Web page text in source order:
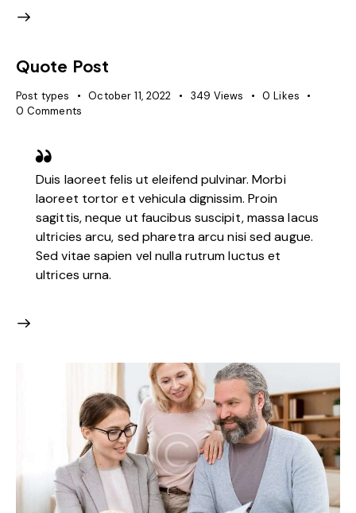
Quote Post
Post types October 11, 2022 349 Views 0 Likes
0 Comments
Duis laoreet felis ut eleifend pulvinar. Morbi
laoreet tortor et vehicula dignissim. Proin
sagittis, neque ut faucibus suscipit, massa lacus
ultricies arcu, sed pharetra arcu nisi sed augue.
Sed vitae sapien vel nulla rutrum luctus et
ultrices urna.